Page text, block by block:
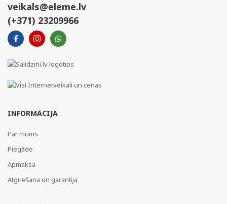
veikals@eleme.lv
(+371) 23209966
INFORMĀCIJA
Par mums
Piegāde
Apmaksa
Atgriešana un garantija